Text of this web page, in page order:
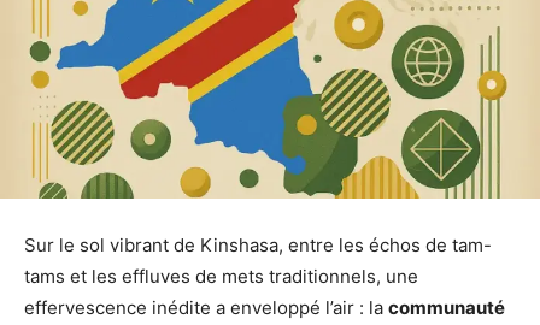
Sur le sol vibrant de Kinshasa, entre les échos de tam-
tams et les effluves de mets traditionnels, une
effervescence inédite a enveloppé l’air : la communauté